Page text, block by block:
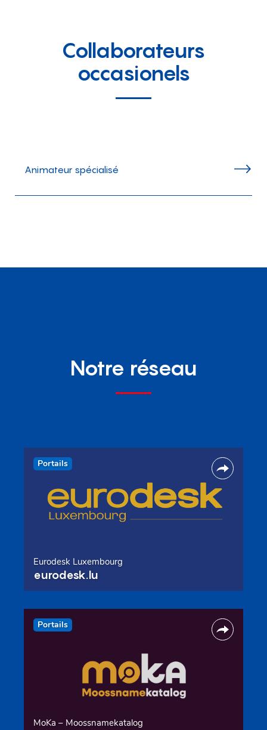
Collaborateurs
occasionels
Animateur spécialisé
Notre réseau
Portails
Eurodesk Luxembourg
eurodesk.lu
Portails
MoKa – Moossnamekatalog